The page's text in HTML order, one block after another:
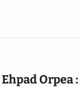
Orpea :